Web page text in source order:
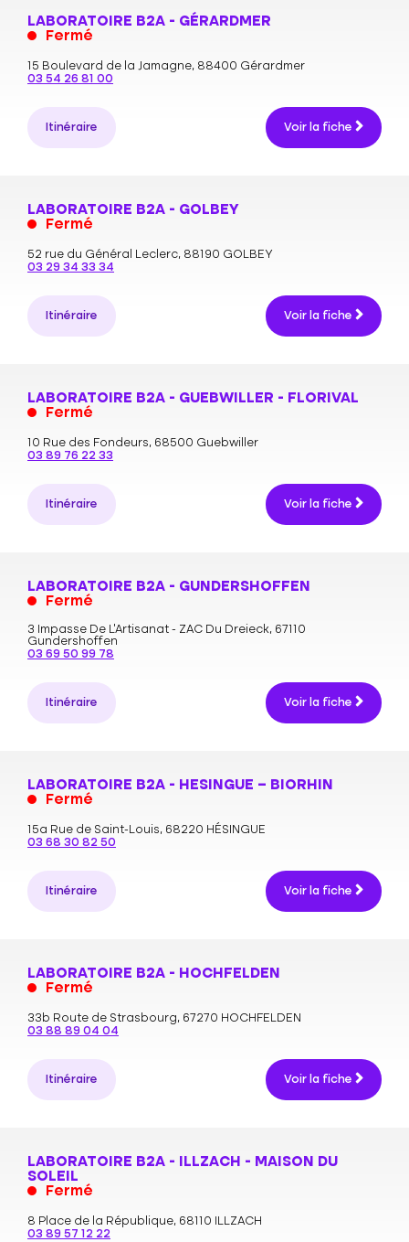
LABORATOIRE B2A - GÉRARDMER
Fermé
15 Boulevard de la Jamagne, 88400 Gérardmer
03 54 26 81 00
Itinéraire Voir la fiche
LABORATOIRE B2A - GOLBEY
Fermé
52 rue du Général Leclerc, 88190 GOLBEY
03 29 34 33 34
Itinéraire Voir la fiche
LABORATOIRE B2A - GUEBWILLER - FLORIVAL
Fermé
10 Rue des Fondeurs, 68500 Guebwiller
03 89 76 22 33
Itinéraire Voir la fiche
LABORATOIRE B2A - GUNDERSHOFFEN
Fermé
3 Impasse De L’Artisanat - ZAC Du Dreieck, 67110
Gundershoffen
03 69 50 99 78
Itinéraire Voir la fiche
LABORATOIRE B2A - HESINGUE – BIORHIN
Fermé
15a Rue de Saint-Louis, 68220 HÉSINGUE
03 68 30 82 50
Itinéraire Voir la fiche
LABORATOIRE B2A - HOCHFELDEN
Fermé
33b Route de Strasbourg, 67270 HOCHFELDEN
03 88 89 04 04
Itinéraire Voir la fiche
LABORATOIRE B2A - ILLZACH - MAISON DU
SOLEIL
Fermé
8 Place de la République, 68110 ILLZACH
03 89 57 12 22